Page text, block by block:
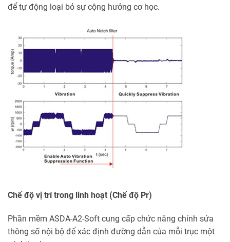
để tự động loại bỏ sự cộng hưởng cơ học.
Chế độ vị trí trong linh hoạt (Chế độ Pr)
Phần mềm ASDA-A2-Soft cung cấp chức năng chỉnh sửa
thông số nội bộ để xác định đường dẫn của mỗi trục một